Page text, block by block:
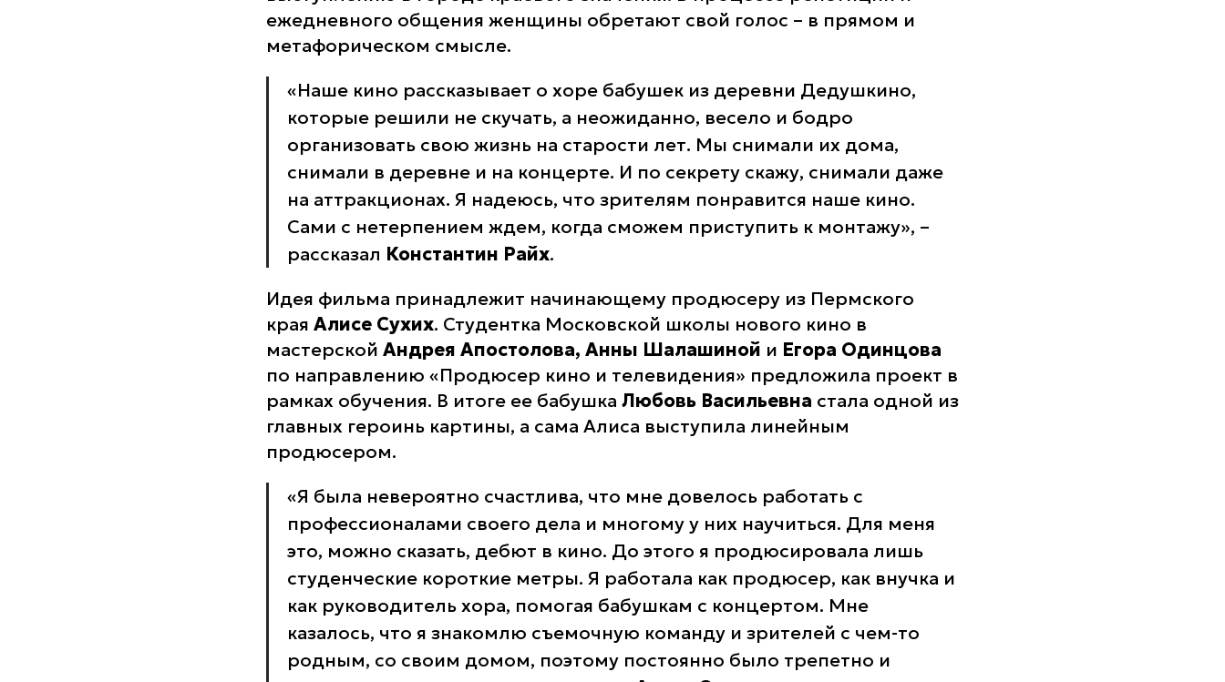
ежедневного общения женщины обретают свой голос – в прямом и
метафорическом смысле.
«Наше кино рассказывает о хоре бабушек из деревни Дедушкино,
которые решили не скучать, а неожиданно, весело и бодро
организовать свою жизнь на старости лет. Мы снимали их дома,
снимали в деревне и на концерте. И по секрету скажу, снимали даже
на аттракционах. Я надеюсь, что зрителям понравится наше кино.
Сами с нетерпением ждем, когда сможем приступить к монтажу», –
рассказал Константин Райх.
Идея фильма принадлежит начинающему продюсеру из Пермского
края Алисе Сухих. Студентка Московской школы нового кино в
мастерской Андрея Апостолова, Анны Шалашиной и Егора Одинцова
по направлению «Продюсер кино и телевидения» предложила проект в
рамках обучения. В итоге ее бабушка Любовь Васильевна стала одной из
главных героинь картины, а сама Алиса выступила линейным
продюсером.
«Я была невероятно счастлива, что мне довелось работать с
профессионалами своего дела и многому у них научиться. Для меня
это, можно сказать, дебют в кино. До этого я продюсировала лишь
студенческие короткие метры. Я работала как продюсер, как внучка и
как руководитель хора, помогая бабушкам с концертом. Мне
казалось, что я знакомлю съемочную команду и зрителей с чем-то
родным, со своим домом, поэтому постоянно было трепетно и